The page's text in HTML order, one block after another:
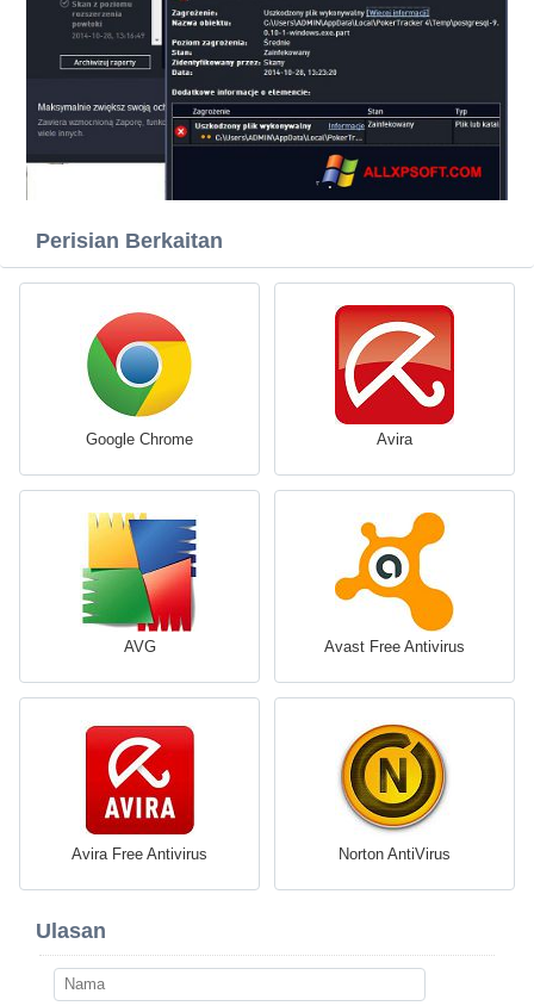
Perisian Berkaitan
Google Chrome Avira
AVG Avast Free Antivirus
Avira Free Antivirus Norton AntiVirus
Ulasan